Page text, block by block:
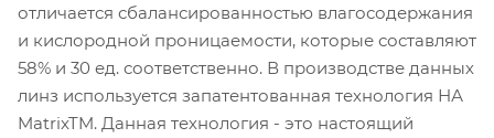
отличается сбалансированностью влагосодержания
и кислородной проницаемости, которые составляют
58% и 30 ед. соответственно. В производстве данных
линз используется запатентованная технология НА
MatrixTM. Данная технология - это настоящий